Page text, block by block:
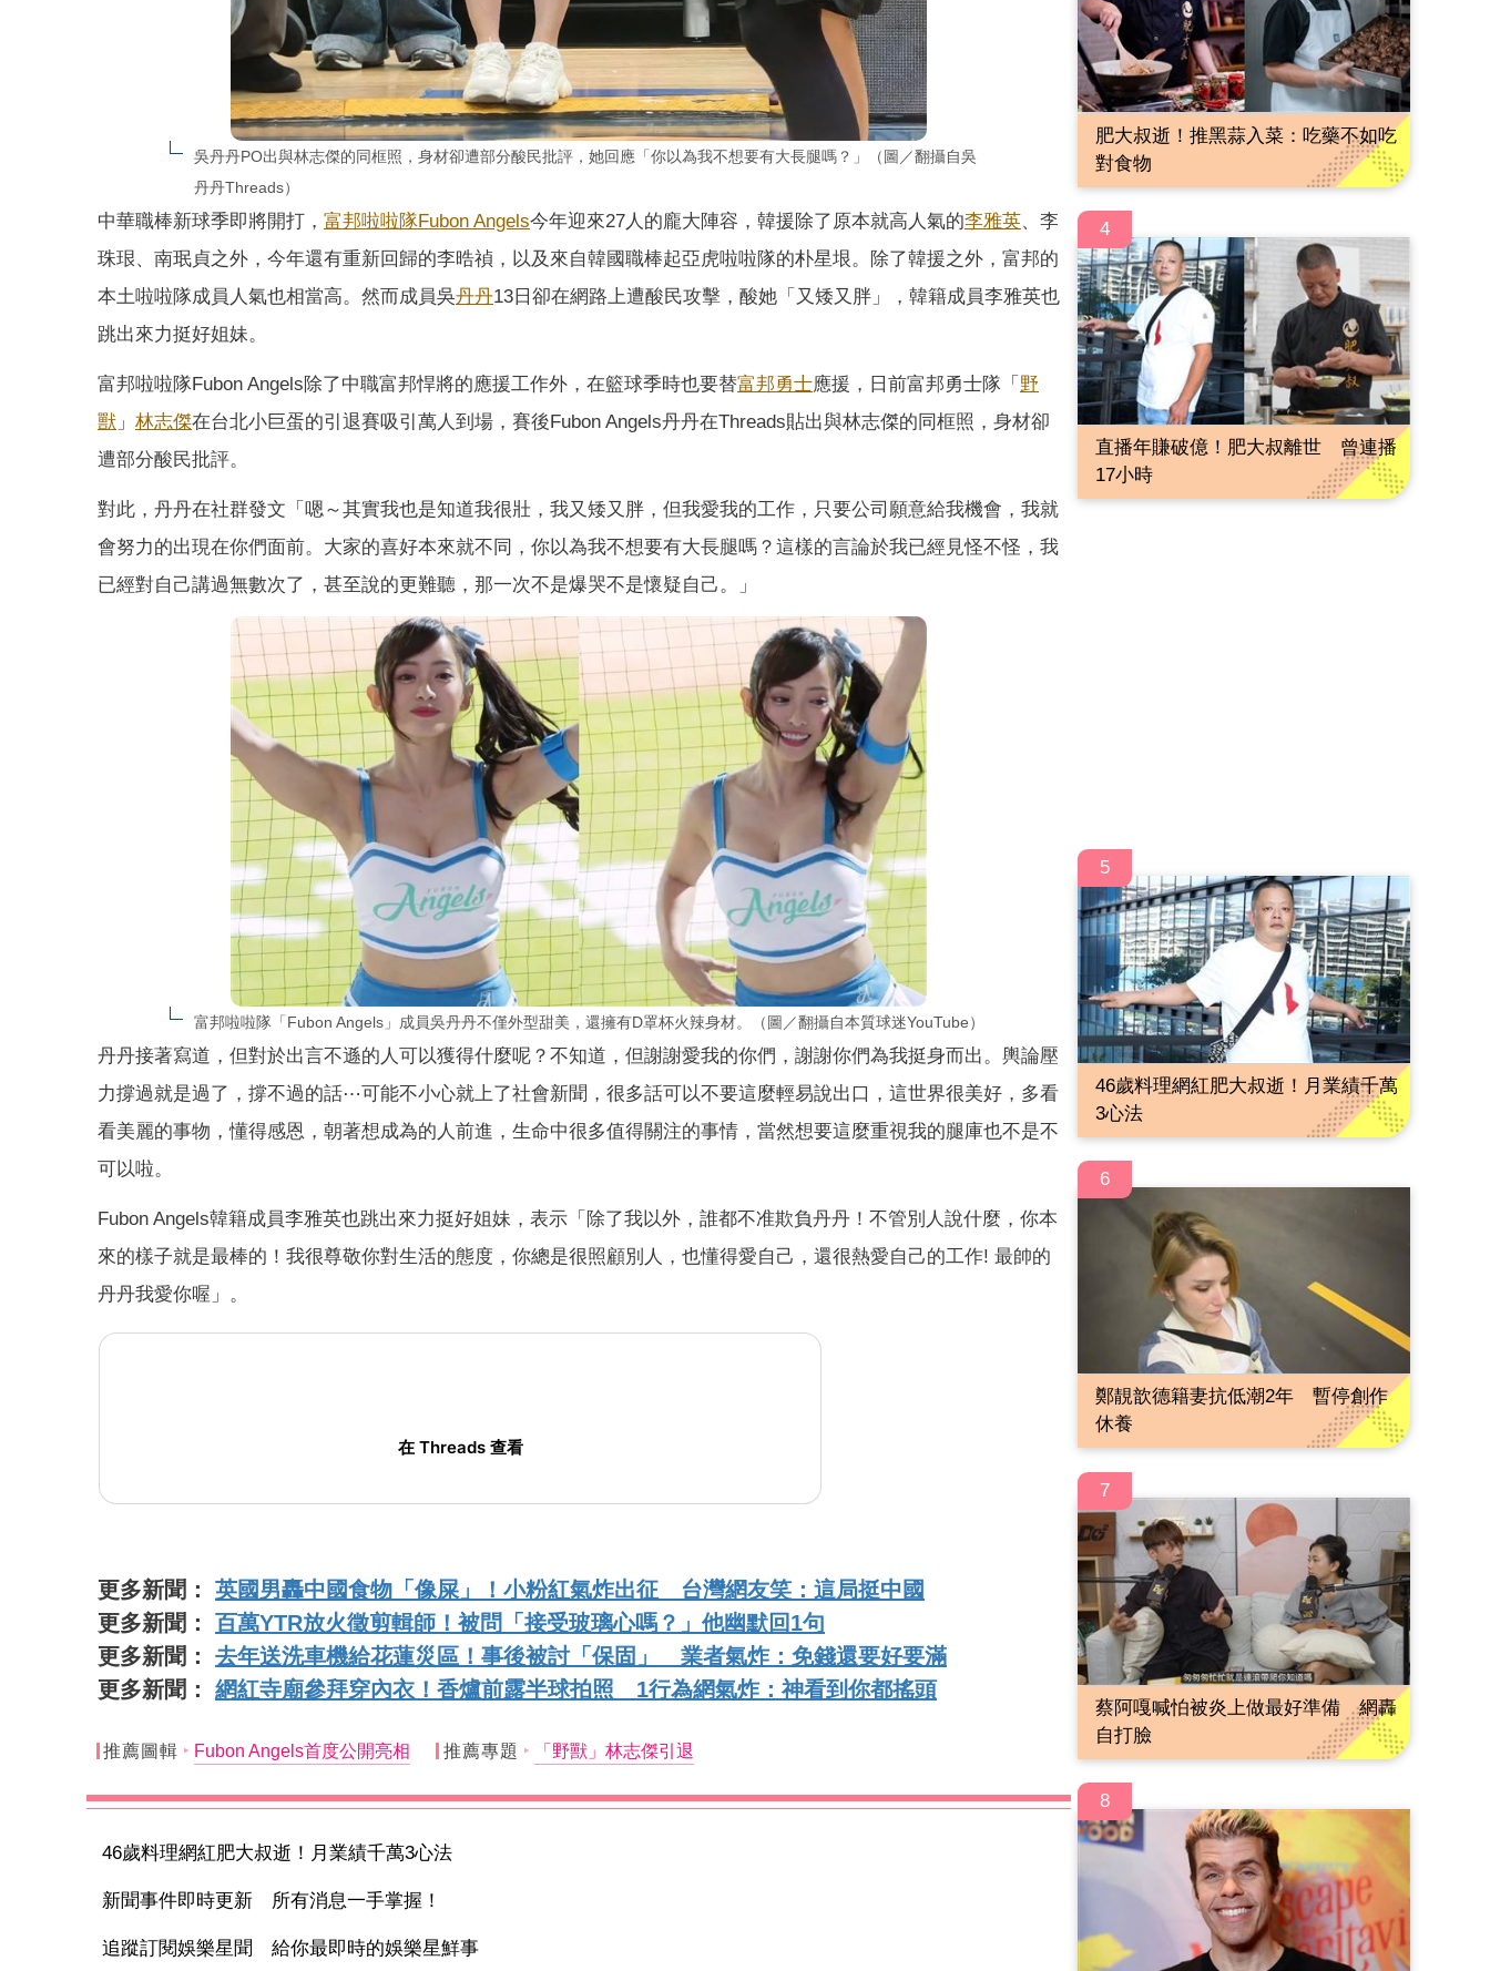
吳丹丹PO出與林志傑的同框照，身材卻遭部分酸民批評，她回應「你以為我不想要有大長腿嗎？」（圖／翻攝自吳
丹丹Threads）
中華職棒新球季即將開打， 富邦啦啦隊Fubon Angels今年迎來27人的龐大陣容，韓援除了原本就高人氣的李雅英、李
珠珢、南珉貞之外，今年還有重新回歸的李晧禎，以及來自韓國職棒起亞虎啦啦隊的朴星垠。除了韓援之外，富邦的
本土啦啦隊成員人氣也相當高。然而成員吳丹丹13日卻在網路上遭酸民攻擊，酸她「又矮又胖」，韓籍成員李雅英也
跳出來力挺好姐妹。
富邦啦啦隊Fubon Angels除了中職富邦悍將的應援工作外，在籃球季時也要替富邦勇士應援，日前富邦勇士隊「 野
獸 」 林志傑在台北小巨蛋的引退賽吸引萬人到場，賽後Fubon Angels丹丹在Threads貼出與林志傑的同框照，身材卻
遭部分酸民批評。
對此，丹丹在社群發文「嗯～其實我也是知道我很壯，我又矮又胖，但我愛我的工作，只要公司願意給我機會，我就
會努力的出現在你們面前。大家的喜好本來就不同，你以為我不想要有大長腿嗎？這樣的言論於我已經見怪不怪，我
已經對自己講過無數次了，甚至說的更難聽，那一次不是爆哭不是懷疑自己。」
富邦啦啦隊「Fubon Angels」成員吳丹丹不僅外型甜美，還擁有D罩杯火辣身材。（圖／翻攝自本質球迷YouTube）
丹丹接著寫道，但對於出言不遜的人可以獲得什麼呢？不知道，但謝謝愛我的你們，謝謝你們為我挺身而出。輿論壓
力撐過就是過了，撐不過的話⋯可能不小心就上了社會新聞，很多話可以不要這麼輕易說出口，這世界很美好，多看
看美麗的事物，懂得感恩，朝著想成為的人前進，生命中很多值得關注的事情，當然想要這麼重視我的腿庫也不是不
可以啦。
Fubon Angels韓籍成員李雅英也跳出來力挺好姐妹，表示「除了我以外，誰都不准欺負丹丹！不管別人說什麼，你本
來的樣子就是最棒的！我很尊敬你對生活的態度，你總是很照顧別人，也懂得愛自己，還很熱愛自己的工作! 最帥的
丹丹我愛你喔」。
在 Threads 查看
更多新聞： 英國男轟中國食物「像屎」！小粉紅氣炸出征 台灣網友笑：這局挺中國
更多新聞： 百萬YTR放火徵剪輯師！被問「接受玻璃心嗎？」他幽默回1句
更多新聞： 去年送洗車機給花蓮災區！事後被討「保固」 業者氣炸：免錢還要好要滿
更多新聞： 網紅寺廟參拜穿內衣！香爐前露半球拍照 1行為網氣炸：神看到你都搖頭
推薦圖輯 Fubon Angels首度公開亮相 推薦專題 「野獸」林志傑引退
46歲料理網紅肥大叔逝！月業績千萬3心法
新聞事件即時更新 所有消息一手掌握！
追蹤訂閱娛樂星聞 給你最即時的娛樂星鮮事
肥大叔逝！推黑蒜入菜：吃藥不如吃
對食物
4
直播年賺破億！肥大叔離世 曾連播
17小時
5
46歲料理網紅肥大叔逝！月業績千萬
3心法
6
鄭靚歆德籍妻抗低潮2年 暫停創作
休養
7
蔡阿嘎喊怕被炎上做最好準備 網轟
自打臉
8